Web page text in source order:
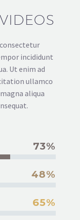
incididunt
Ut enim ad
ullamco
aliqua
73%
48%
65%